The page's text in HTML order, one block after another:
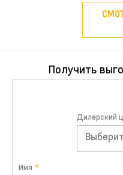
Получить
Дилерский
Имя